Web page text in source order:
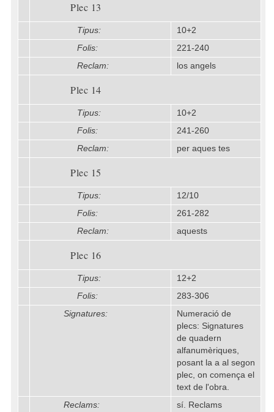
Plec 13
Tipus:
10+2
Folis:
221-240
Reclam:
los angels
Plec 14
Tipus:
10+2
Folis:
241-260
Reclam:
per aques tes
Plec 15
Tipus:
12/10
Folis:
261-282
Reclam:
aquests
Plec 16
Tipus:
12+2
Folis:
283-306
Signatures:
Numeració de
plecs: Signatures
de quadern
alfanumèriques,
posant la a al segon
plec, on comença el
text de l'obra.
Reclams:
sí. Reclams